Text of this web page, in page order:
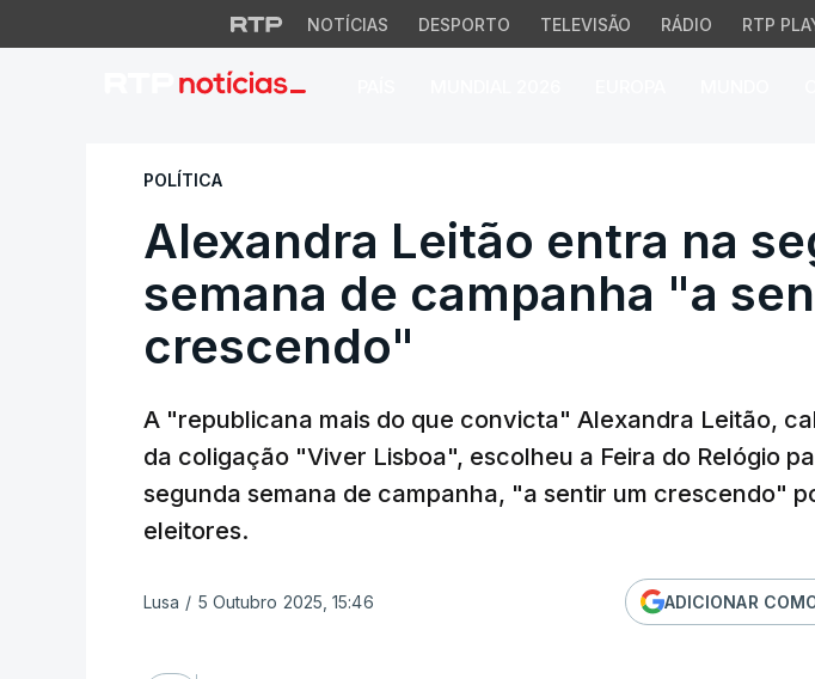
NOTÍCIAS DESPORTO TELEVISÃO RÁDIO RTP
Alexandra Leitão entra na
POLÍTICA
Alexandra Leitão entra na
semana de campanha "a
crescendo"
A "republicana mais do que convicta" Alexandra Leitão,
da coligação "Viver Lisboa", escolheu a Feira do Relógio
segunda semana de campanha, "a sentir um crescendo"
eleitores.
Lusa / 5 Outubro 2025, 15:46 ADICIONAR